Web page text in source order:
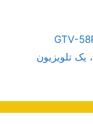
جی پلاس مدل GTV-58PU724S، یک تلویزیون